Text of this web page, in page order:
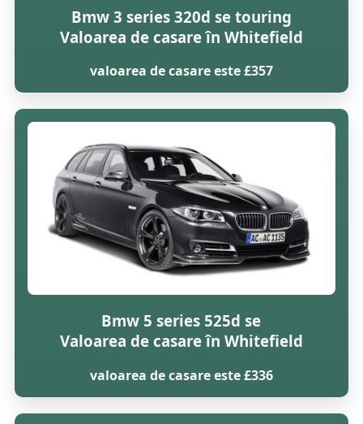
Bmw 3 series 320d se touring
Valoarea de casare în Whitefield
valoarea de casare este £357
Bmw 5 series 525d se
Valoarea de casare în Whitefield
valoarea de casare este £336